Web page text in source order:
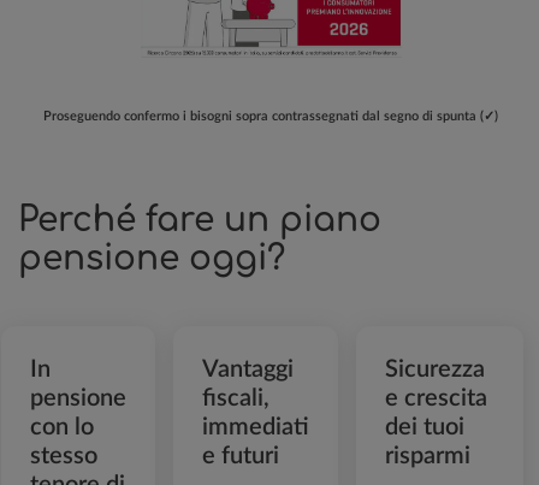
Proseguendo confermo i bisogni sopra contrassegnati dal segno di spunta (✓)
Perché fare un piano
pensione oggi?
In
pensione
con lo
stesso
Vantaggi
fiscali,
immediati
e futuri
Sicurezza
e crescita
dei tuoi
risparmi